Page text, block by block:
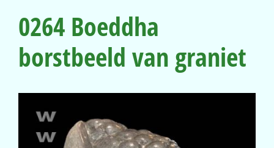
0264 Boeddha
borstbeeld van graniet